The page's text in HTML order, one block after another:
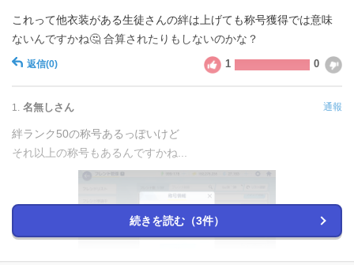
これって他衣装がある生徒さんの絆は上げても称号獲得では意味
ないんですかね🤔 合算されたりもしないのかな？
返信(0) 1 0
1. 名無しさん 通報
絆ランク50の称号あるっぽいけど
それ以上の称号もあるんですかね...
続きを読む（3件）